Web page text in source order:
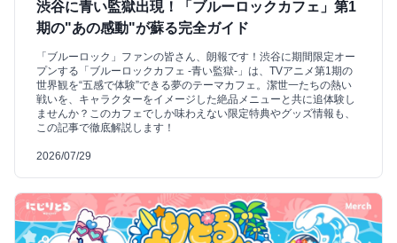
渋谷に青い監獄出現！「ブルーロックカフェ」第1
期の"あの感動"が蘇る完全ガイド
「ブルーロック」ファンの皆さん、朗報です！渋谷に期間限定オー
プンする「ブルーロックカフェ -青い監獄-」は、TVアニメ第1期の
世界観を“五感で体験”できる夢のテーマカフェ。潔世一たちの熱い
戦いを、キャラクターをイメージした絶品メニューと共に追体験し
ませんか？このカフェでしか味わえない限定特典やグッズ情報も、
この記事で徹底解説します！
2026/07/29